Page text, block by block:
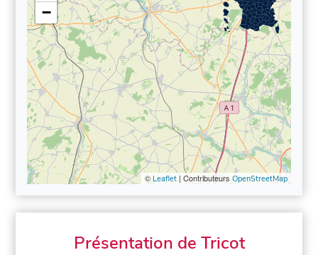
−
© Leaflet| Contributeurs OpenStreetMap
Présentation de Tricot